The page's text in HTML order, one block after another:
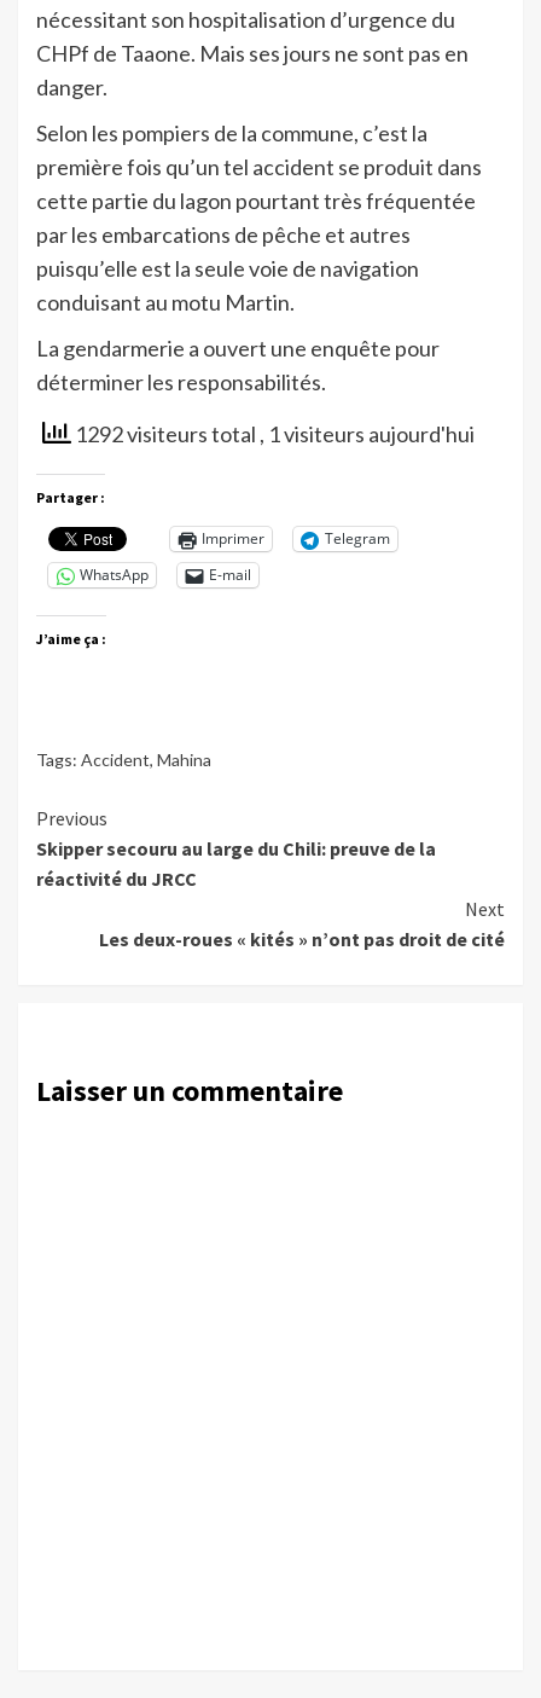
nécessitant son hospitalisation d’urgence du
CHPf de Taaone. Mais ses jours ne sont pas en
danger.
Selon les pompiers de la commune, c’est la
première fois qu’un tel accident se produit dans
cette partie du lagon pourtant très fréquentée
par les embarcations de pêche et autres
puisqu’elle est la seule voie de navigation
conduisant au motu Martin.
La gendarmerie a ouvert une enquête pour
déterminer les responsabilités.
1292 visiteurs total , 1 visiteurs aujourd'hui
Partager :
Imprimer
Telegram
WhatsApp
E-mail
J’aime ça :
Tags: Accident, Mahina
Continue
Reading
Previous
Skipper secouru au large du Chili: preuve de la
réactivité du JRCC
Next
Les deux-roues « kités » n’ont pas droit de cité
Laisser un commentaire